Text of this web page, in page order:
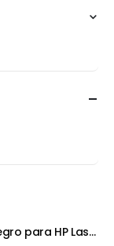
Toner HP CF258X (58X) Negro para HP LaserJet Pro